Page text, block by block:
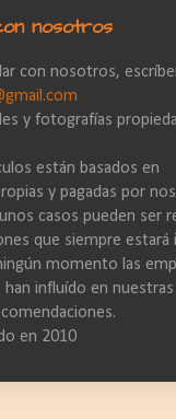
nosotros
con nosotros,
y fotografías
están basados en
y pagadas por
casos pueden ser
que siempre estará
momento las
han influído en nuestras
en 2010